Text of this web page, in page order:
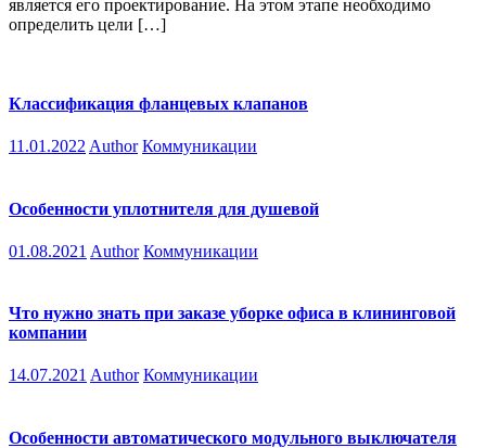
является его проектирование. На этом этапе необходимо
определить цели […]
Классификация фланцевых клапанов
11.01.2022 Author Коммуникации
Особенности уплотнителя для душевой
01.08.2021 Author Коммуникации
Что нужно знать при заказе уборке офиса в клининговой
компании
14.07.2021 Author Коммуникации
Особенности автоматического модульного выключателя